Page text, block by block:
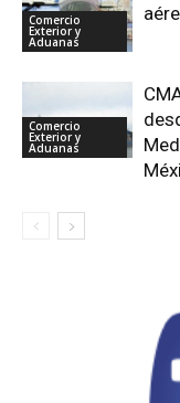
Comercio
Exterior y
Aduanas
Comercio
Exterior y
Aduanas